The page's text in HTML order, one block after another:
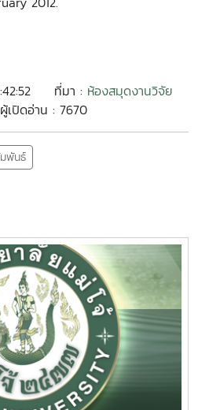
ที่มา : ห้องสมุดงานวิจัย
เปิดอ่าน : 7670
พันธ์